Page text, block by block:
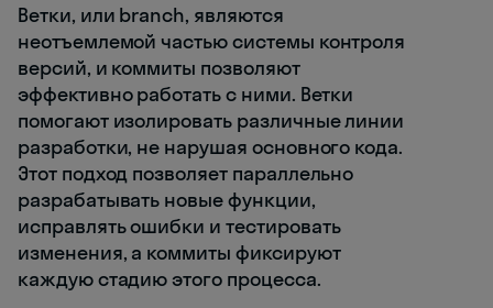
Ветки, или branch, являются
неотъемлемой частью системы контроля
версий, и коммиты позволяют
эффективно работать с ними. Ветки
помогают изолировать различные линии
разработки, не нарушая основного кода.
Этот подход позволяет параллельно
разрабатывать новые функции,
исправлять ошибки и тестировать
изменения, а коммиты фиксируют
каждую стадию этого процесса.